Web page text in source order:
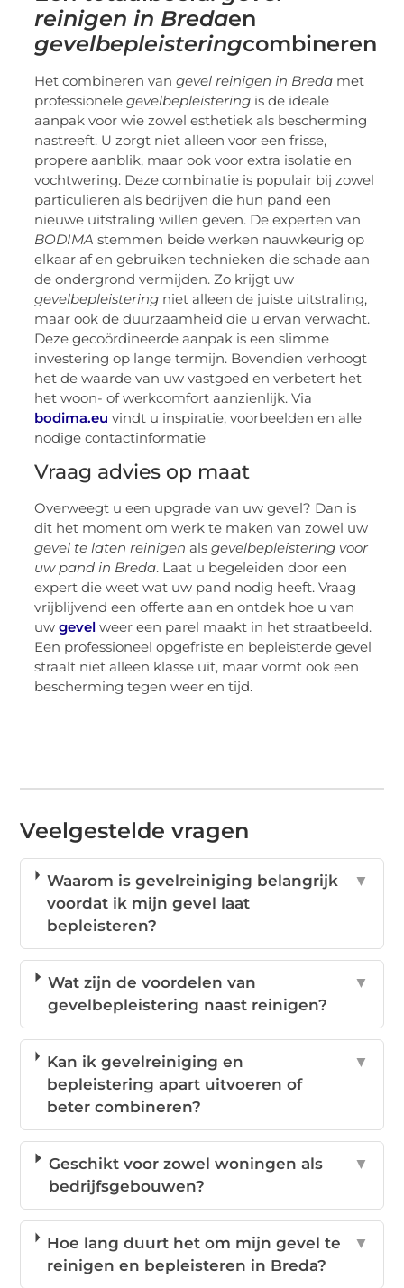
reinigen in Bredaen
gevelbepleisteringcombineren
Het combineren vangevel reinigen in Breda met
professionelegevelbepleistering is de ideale
aanpak voor wie zowel esthetiek als bescherming
nastreeft. U zorgt niet alleen voor een frisse,
propere aanblik, maar ook voor extra isolatie en
vochtwering. Deze combinatie is populair bij zowel
particulieren als bedrijven die hun pand een
nieuwe uitstraling willen geven. De experten van
BODIMA stemmen beide werken nauwkeurig op
elkaar af en gebruiken technieken die schade aan
de ondergrond vermijden. Zo krijgt uw
gevelbepleistering niet alleen de juiste uitstraling,
maar ook de duurzaamheid die u ervan verwacht.
Deze gecoördineerde aanpak is een slimme
investering op lange termijn. Bovendien verhoogt
het de waarde van uw vastgoed en verbetert het
het woon- of werkcomfort aanzienlijk. Via
bodima.eu vindt u inspiratie, voorbeelden en alle
nodige contactinformatie
Vraag advies op maat
Overweegt u een upgrade van uw gevel? Dan is
dit het moment om werk te maken van zowel uw
gevel te laten reinigenalsgevelbepleistering voor
uw pand in Breda. Laat u begeleiden door een
expert die weet wat uw pand nodig heeft. Vraag
vrijblijvend een offerte aan en ontdek hoe u van
uwgevel weer een parel maakt in het straatbeeld.
Een professioneel opgefriste en bepleisterde gevel
straalt niet alleen klasse uit, maar vormt ook een
bescherming tegen weer en tijd.
Veelgestelde vragen
Waarom is gevelreiniging belangrijk
voordat ik mijn gevel laat
bepleisteren?
▼
Wat zijn de voordelen van
gevelbepleistering naast reinigen?
▼
Kan ik gevelreiniging en
bepleistering apart uitvoeren of
beter combineren?
▼
Geschikt voor zowel woningen als
bedrijfsgebouwen?
▼
Hoe lang duurt het om mijn gevel te
reinigen en bepleisteren in Breda?
▼